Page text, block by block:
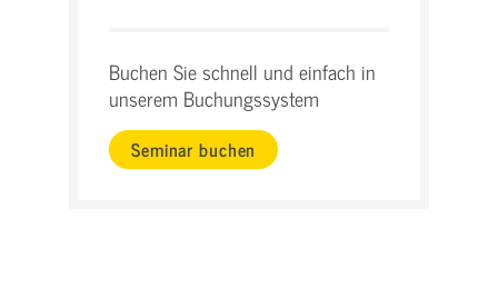
Buchen Sie schnell und einfach in
unserem Buchungssystem
Seminar buchen